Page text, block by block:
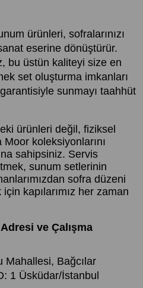
ürünleri, sofralarınızı
eserine dönüştürür.
bu üstün kaliteyi size en
set oluşturma imkanları
sunmayı taahhüt
ürünleri değil, fiziksel
koleksiyonlarını
sahipsiniz. Servis
sunum setlerinin
sofra düzeni
kapılarımız her zaman
ve Çalışma
Mahallesi, Bağcılar
1 Üsküdar/İstanbul